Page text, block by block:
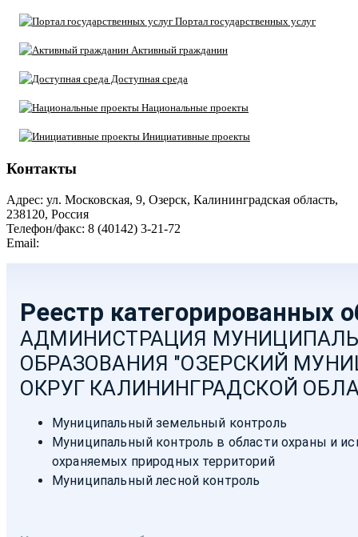
Портал государственных услуг
Активный гражданин
Доступная среда
Национальные проекты
Инициативные проекты
Контакты
Адрес: ул. Московская, 9, Озерск, Калининградская область,
238120, Россия
Телефон/факс: 8 (40142) 3-21-72
Email: